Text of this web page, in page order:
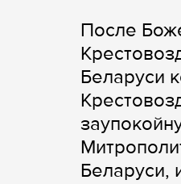
После
Беларуси
Беларуси,